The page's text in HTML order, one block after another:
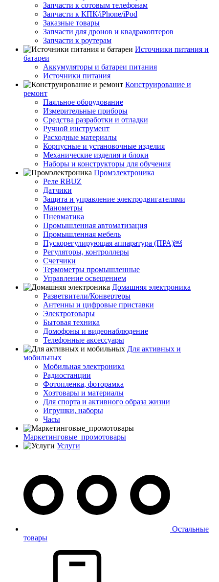
Запчасти к сотовым телефонам
Запчасти к КПК/iPhone/iPod
Заказные товары
Запчасти для дронов и квадракоптеров
Запчасти к роутерам
Источники питания и
батареи
Аккумуляторы и батареи питания
Источники питания
Конструирование и
ремонт
Паяльное оборудование
Измерительные приборы
Средства разработки и отладки
Ручной инструмент
Расходные материалы
Корпусные и установочные изделия
Механические изделия и блоки
Наборы и конструкторы для обучения
Промэлектроника
Реле RBUZ
Датчики
Защита и управление электродвигателями
Манометры
Пневматика
Промышленная автоматизация
Промышленная мебель
Пускорегулирующая аппаратура (ПРА)￼
Регуляторы, контроллеры
Счетчики
Термометры промышленные
Управление освещением
Домашняя электроника
Разветвители/Конвертеры
Антенны и цифровые приставки
Электротовары
Бытовая техника
Домофоны и видеонаблюдение
Телефонные аксессуары
Для активных и
мобильных
Мобильная электроника
Радиостанции
Фотопленка, фоторамка
Хозтовары и материалы
Для спорта и активного образа жизни
Игрушки, наборы
Часы
Маркетинговые_промотовары
Услуги
Остальные
товары